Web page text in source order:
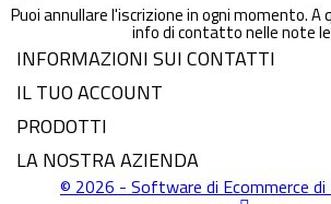
Puoi annullare l'iscrizione in ogni momento. A
info di contatto nelle note
INFORMAZIONI SUI CONTATTI
IL TUO ACCOUNT
PRODOTTI
LA NOSTRA AZIENDA
© 2026 - Software di Ecommerce